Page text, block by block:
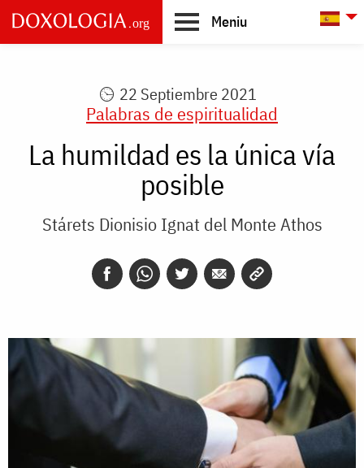
Skip to main content
Meniu
22 Septiembre 2021
Palabras de espiritualidad
La humildad es la única vía
posible
Stárets Dionisio Ignat del Monte Athos